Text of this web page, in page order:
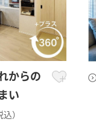
からの
い
）